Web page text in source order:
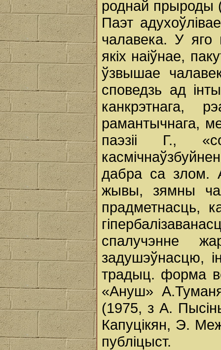
роднай прыроды
Паэт
чалавека. У
якіх наіўнае,
ўзвышае
споведзь ад
канкрэтнага,
рамантычнага,
паэзіі Г.,
дабра са злом.
жывы, зямны
прадметнасць,
спалучэнне
задушэўнасцю,
традыц. форма
«Ануш»
(1975, з А.
Капуцікян, Э.
публіцыст.